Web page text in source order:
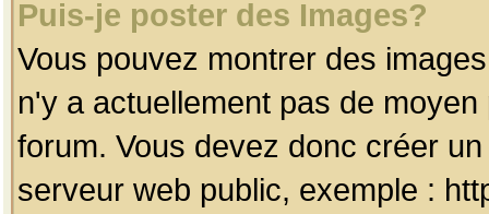
Puis-je poster des Images?
Vous pouvez montrer des
n'y a actuellement pas de
forum. Vous devez donc créer
serveur web public, exemple :